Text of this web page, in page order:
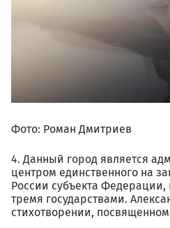
Фото: Роман Дмитриев
4. Данный город является
центром единственного на
России субъекта Федерации,
тремя государствами.
стихотворении, посвященном